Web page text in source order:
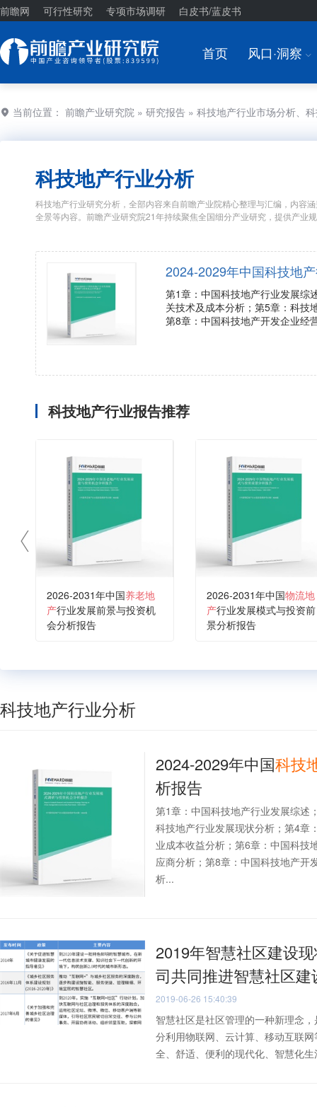
前瞻网 可行性研究 专项市场调研 白皮书/蓝皮书
首页 风口·洞察 I
当前位置： 前瞻产业研究院 » 研究报告 » 科技地产行业市场分析、
科技地产行业分析
科技地产行业研究分析，全部内容来自前瞻产业院精心整理与汇编，内容
全景等内容。前瞻产业研究院21年持续聚焦全国细分产业研究，提供产业
2024-2029年中国科技地
第1章：中国科技地产行业发展综
关技术及成本分析；第5章：科技
第8章：中国科技地产开发企业经
科技地产行业报告推荐
2026-2031年中国养老地
产行业发展前景与投资机
会分析报告
2026-2031年中国物流地
产行业发展模式与投资前
景分析报告
科技地产行业分析
2024-2029年中国科技
析报告
第1章：中国科技地产行业发展综述
科技地产行业发展现状分析；第4章
业成本收益分析；第6章：中国科技
应商分析；第8章：中国科技地产开
析...
2019年智慧社区建设
司共同推进智慧社区建
2019-06-26 15:40:39
智慧社区是社区管理的一种新理念
分利用物联网、云计算、移动互联
全、舒适、便利的现代化、智慧化